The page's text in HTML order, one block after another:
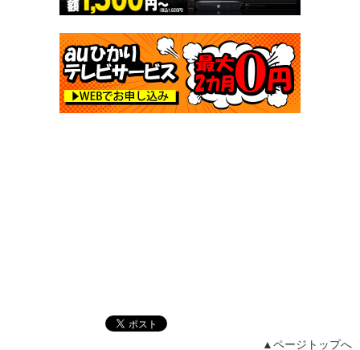
▲ページトップへ